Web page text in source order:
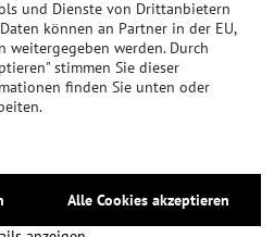
Sie uns
Urheberrecht
Erklärung zum Datenschutz
und Dienste von Drittanbietern
können an Partner in der EU,
weitergegeben werden. Durch
stimmen Sie dieser
finden Sie unten oder
Alle Cookies akzeptieren